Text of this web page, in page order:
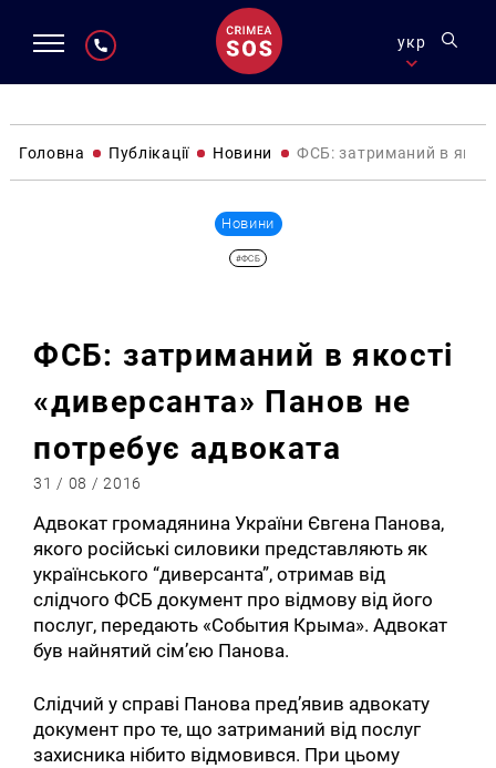
укр
Головна Публікації Новини ФСБ: затриманий в
Новини
#ФСБ
ФСБ: затриманий в якості
«диверсанта» Панов не
потребує адвоката
31 / 08 / 2016
Адвокат громадянина України Євгена Панова,
якого російські силовики представляють як
українського “диверсанта”, отримав від
слідчого ФСБ документ про відмову від його
послуг, передають «События Крыма». Адвокат
був найнятий сім’єю Панова.
Слідчий у справі Панова пред’явив адвокату
документ про те, що затриманий від послуг
захисника нібито відмовився. При цьому